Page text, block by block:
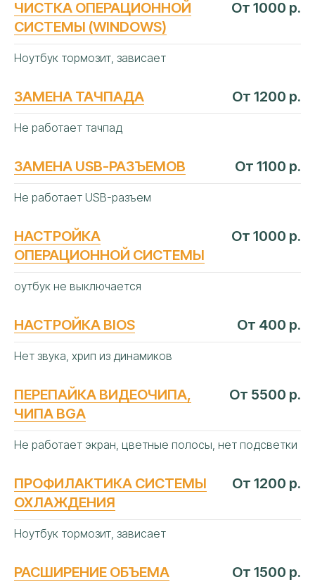
ЧИСТКА ОПЕРАЦИОННОЙ
СИСТЕМЫ (WINDOWS)
От 1000 р.
Ноутбук тормозит, зависает
ЗАМЕНА ТАЧПАДА От 1200 р.
Не работает тачпад
ЗАМЕНА USB-РАЗЪЕМОВ От 1100 р.
Не работает USB-разъем
НАСТРОЙКА
ОПЕРАЦИОННОЙ СИСТЕМЫ
От 1000 р.
оутбук не выключается
НАСТРОЙКА BIOS От 400 р.
Нет звука, хрип из динамиков
ПЕРЕПАЙКА ВИДЕОЧИПА,
ЧИПА BGA
От 5500 р.
Не работает экран, цветные полосы, нет подсветки
ПРОФИЛАКТИКА СИСТЕМЫ
ОХЛАЖДЕНИЯ
От 1200 р.
Ноутбук тормозит, зависает
РАСШИРЕНИЕ ОБЪЕМА
От 1500 р.